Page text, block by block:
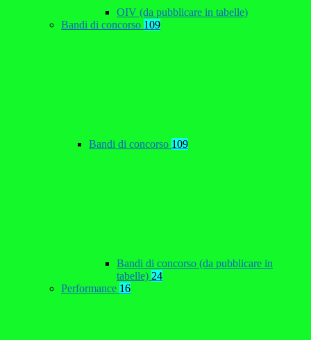
OIV (da pubblicare in tabelle)
Bandi di concorso 109
Bandi di concorso 109
Bandi di concorso (da pubblicare in
tabelle) 24
Performance 16